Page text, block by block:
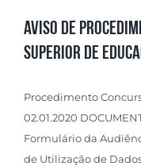
Aviso de
Superior de
Procedimento
02.01.2020
Formulário da
de Utilização de Dados